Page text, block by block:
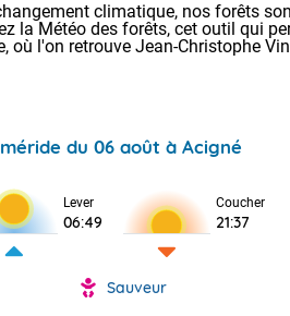
climatique, nos forêts
la Météo des forêts, cet outil qui
où l'on retrouve Jean-Christophe
du 06 août à Acigné
Lever
06:49
Coucher
21:37
Sauveur
Voici les
: 11/23 Paris
Clermont-
Lille : 15/24